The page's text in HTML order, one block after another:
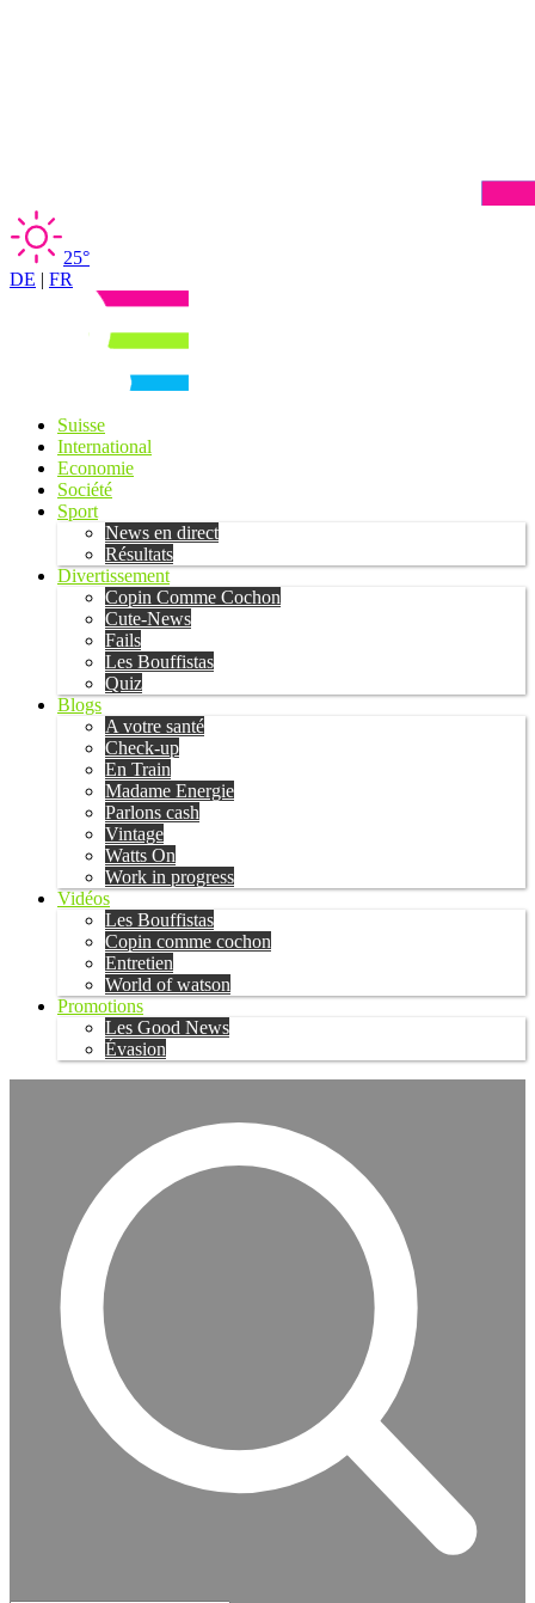
25°
DE | FR
Suisse
International
Economie
Société
Sport
News en direct
Résultats
Divertissement
Copin Comme Cochon
Cute-News
Fails
Les Bouffistas
Quiz
Blogs
A votre santé
Check-up
En Train
Madame Energie
Parlons cash
Vintage
Watts On
Work in progress
Vidéos
Les Bouffistas
Copin comme cochon
Entretien
World of watson
Promotions
Les Good News
Évasion